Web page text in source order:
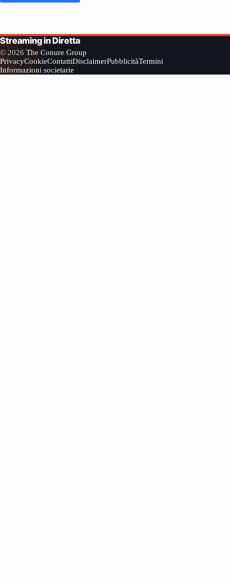
Streaming in Diretta
© 2026 The Conure Group
PrivacyCookieContattiDisclaimerPubblicitàTermini
Informazioni societarie